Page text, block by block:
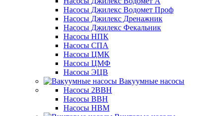
Насосы Джилекс Водомет Проф
Насосы Джилекс Дренажник
Насосы Джилекс Фекальник
Насосы НПК
Насосы СПА
Насосы ЦМК
Насосы ЦМФ
Насосы ЭЦВ
Вакуумные насосы
Насосы 2ВВН
Насосы ВВН
Насосы НВМ